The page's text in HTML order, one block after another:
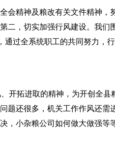
精神及粮改有关文件精神，
二，切实加强行风建设。我
通过全系统职工的共同努力，
拓进取的精神，为开创全县
题还很多，机关工作作风还
，小杂粮公司如何做大做强等